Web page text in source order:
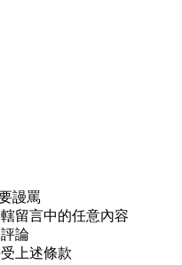
謾罵
留言中的任意內容
論
上述條款